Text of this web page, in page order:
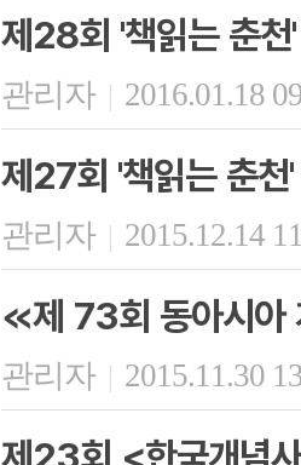
제28회 '책읽는 춘천
관리자 | 2016.01.18
제27회 '책읽는 춘천
관리자 | 2015.12.14
≪제 73회 동아시아
관리자 | 2015.11.30